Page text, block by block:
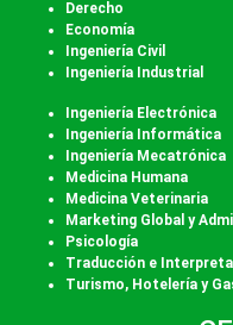
Derecho
Economía
Ingeniería Civil
Ingeniería Industrial
Ingeniería Electrónica
Ingeniería Informática
Ingeniería Mecatrónica
Medicina Humana
Medicina Veterinaria
Marketing Global y
Psicología
Traducción e
Turismo, Hotelería y